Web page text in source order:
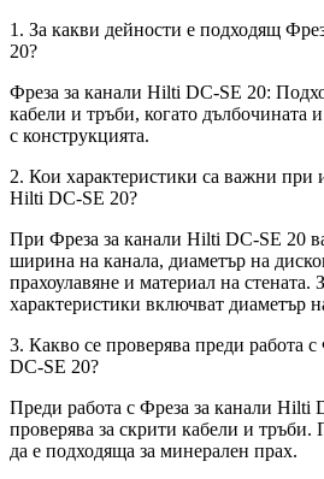
1. За какви дейности е подходящ
20?
Фреза за канали Hilti DC-SE 20:
кабели и тръби, когато дълбочината
с конструкцията.
2. Кои характеристики са важни при
Hilti DC-SE 20?
При Фреза за канали Hilti DC-SE 20
ширина на канала, диаметър на
прахоулавяне и материал на стената.
характеристики включват диаметър
3. Какво се проверява преди работа
DC-SE 20?
Преди работа с Фреза за канали Hilti
проверява за скрити кабели и тръби.
да е подходяща за минерален прах.